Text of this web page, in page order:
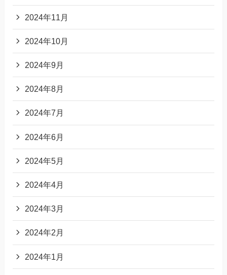
2024年11月
2024年10月
2024年9月
2024年8月
2024年7月
2024年6月
2024年5月
2024年4月
2024年3月
2024年2月
2024年1月